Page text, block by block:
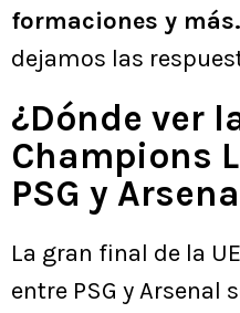
formaciones y más.
dejamos las
¿Dónde ver
Champions
PSG y
La gran final de la
entre PSG y